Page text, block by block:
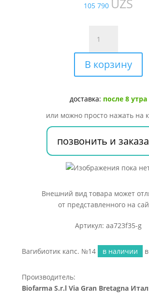
105 790 UZS
товара
Вагибиотик
капс.
№14
В корзину
доставка: после 8 утра
или можно просто нажать на
позвонить и
Внешний вид товара может
от представленного на
Артикул: aa723f35-g
Вагибиотик капс. №14 в наличии
Производитель:
Biofarma S.r.l Via Gran Bretagna